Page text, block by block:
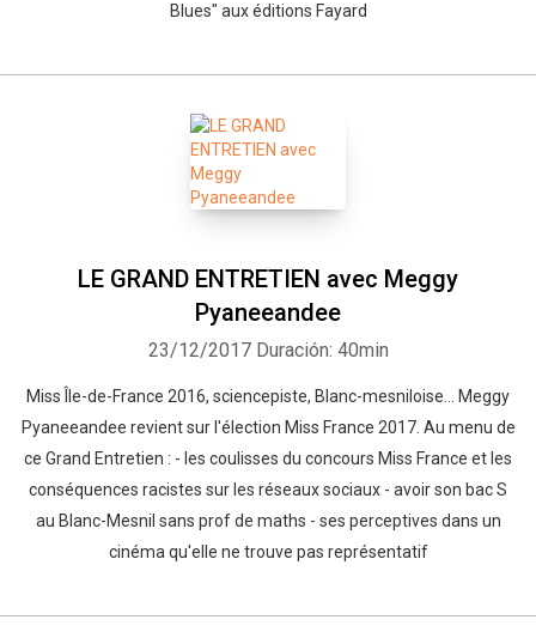
Blues" aux éditions Fayard
LE GRAND ENTRETIEN avec Meggy
Pyaneeandee
23/12/2017 Duración: 40min
Miss Île-de-France 2016, sciencepiste, Blanc-mesniloise... Meggy
Pyaneeandee revient sur l'élection Miss France 2017. Au menu de
ce Grand Entretien : - les coulisses du concours Miss France et les
conséquences racistes sur les réseaux sociaux - avoir son bac S
au Blanc-Mesnil sans prof de maths - ses perceptives dans un
cinéma qu'elle ne trouve pas représentatif